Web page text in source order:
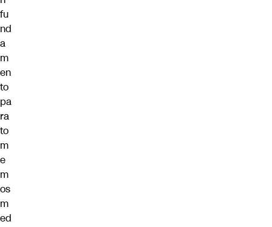
fu
nd
a
m
en
to
pa
ra
to
m
e
m
os
m
ed